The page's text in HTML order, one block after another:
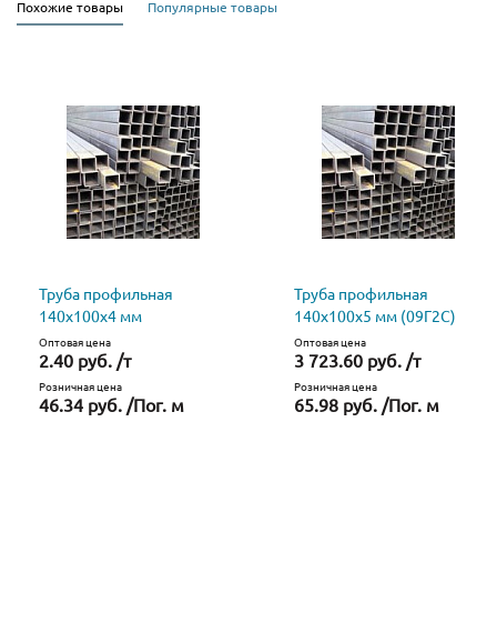
Похожие товары Популярные товары
Труба профильная
140х100х4 мм
Оптовая цена
2.40 руб. /т
Розничная цена
46.34 руб. /Пог. м
Труба профильная
140х100х5 мм (09Г2С)
Оптовая цена
3 723.60 руб. /т
Розничная цена
65.98 руб. /Пог. м